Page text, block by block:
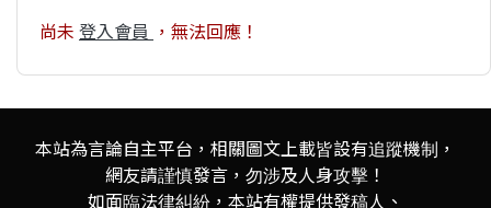
尚未 登入會員 ，無法回應！
本站為言論自主平台，相關圖文上載皆設有追蹤機制，
網友請謹慎發言，勿涉及人身攻擊！
如面臨法律糾紛，本站有權提供發稿人、